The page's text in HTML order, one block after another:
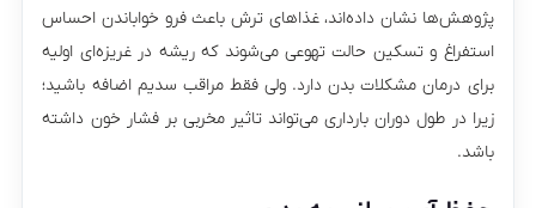
پژوهش‌ها نشان داده‌اند،‌ غذاهای ترش باعث فرو خواباندن احساس
استفراغ و تسکین حالت تهوعی می‌شوند که ریشه در غریزه‌ای اولیه
برای درمان مشکلات بدن دارد. ولی فقط مراقب سدیم اضافه باشید؛
زیرا در طول دوران بارداری می‌تواند تاثیر مخربی بر فشار خون داشته
باشد.